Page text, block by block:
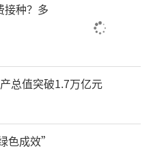
接种？多
总值突破1.7万亿元
色成效”